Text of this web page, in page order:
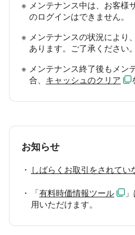
メンテナンス中は、お客様
のログインはできません。
メンテナンスの状況により
あります。ご了承ください。
メンテナンス終了後もメン
合、 キャッシュのクリア
お知らせ
しばらくお取引をされてい
「有料時価情報ツール
用いただけます。